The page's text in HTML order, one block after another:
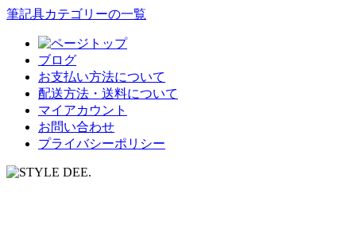
筆記具カテゴリーの一覧
ブログ
お支払い方法について
配送方法・送料について
マイアカウント
お問い合わせ
プライバシーポリシー